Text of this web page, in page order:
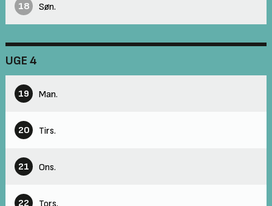
18 Søn.
UGE 4
19 Man.
20 Tirs.
21 Ons.
22